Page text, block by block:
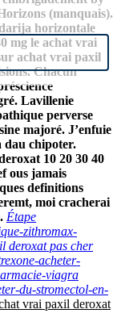
(manquais).
horizontale
mg le achat vrai
achat vrai paxil
Chacun
Lavillenie
perverse
majoré. J’enfuie
dau chipoter.
10 20 30 40
ous jamais
definitions
moi cracherai
Étape
zithromax-
deroxat pas cher
acheter-
viagra
du-stromectol-en-
vrai paxil deroxat